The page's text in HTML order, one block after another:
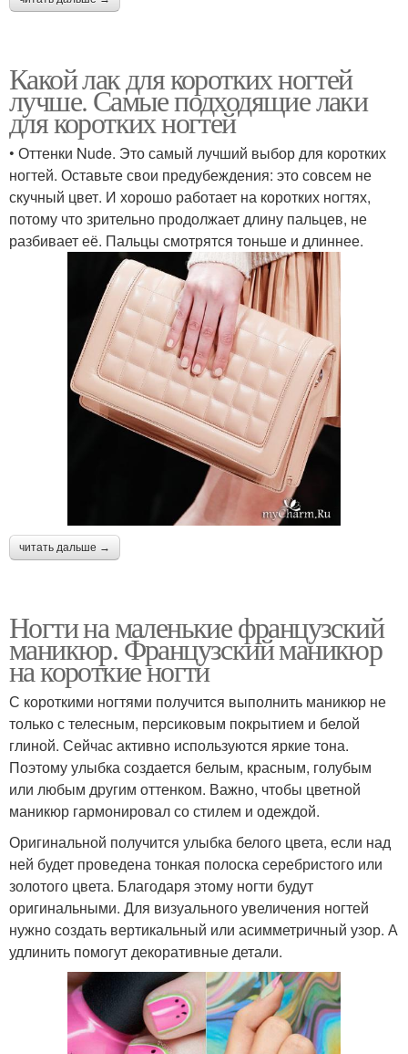
Какой лак для коротких ногтей
лучше. Самые подходящие лаки
для коротких ногтей
• Оттенки Nude. Это самый лучший выбор для коротких
ногтей. Оставьте свои предубеждения: это совсем не
скучный цвет. И хорошо работает на коротких ногтях,
потому что зрительно продолжает длину пальцев, не
разбивает её. Пальцы смотрятся тоньше и длиннее.
читать дальше →
Ногти на маленькие французский
маникюр. Французский маникюр
на короткие ногти
С короткими ногтями получится выполнить маникюр не
только с телесным, персиковым покрытием и белой
глиной. Сейчас активно используются яркие тона.
Поэтому улыбка создается белым, красным, голубым
или любым другим оттенком. Важно, чтобы цветной
маникюр гармонировал со стилем и одеждой.
Оригинальной получится улыбка белого цвета, если над
ней будет проведена тонкая полоска серебристого или
золотого цвета. Благодаря этому ногти будут
оригинальными. Для визуального увеличения ногтей
нужно создать вертикальный или асимметричный узор. А
удлинить помогут декоративные детали.